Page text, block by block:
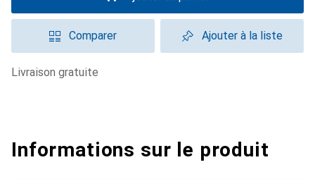
Comparer Ajouter à la liste
livraison gratuite
Informations sur le produit